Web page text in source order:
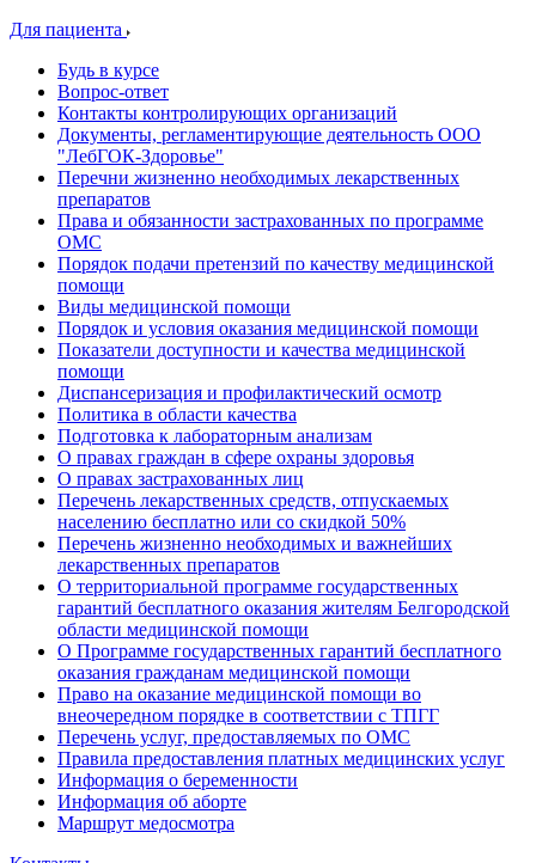
Для пациента
Будь в курсе
Вопрос-ответ
Контакты контролирующих организаций
Документы, регламентирующие деятельность ООО
"ЛебГОК-Здоровье"
Перечни жизненно необходимых лекарственных
препаратов
Права и обязанности застрахованных по программе
ОМС
Порядок подачи претензий по качеству медицинской
помощи
Виды медицинской помощи
Порядок и условия оказания медицинской помощи
Показатели доступности и качества медицинской
помощи
Диспансеризация и профилактический осмотр
Политика в области качества
Подготовка к лабораторным анализам
О правах граждан в сфере охраны здоровья
О правах застрахованных лиц
Перечень лекарственных средств, отпускаемых
населению бесплатно или со скидкой 50%
Перечень жизненно необходимых и важнейших
лекарственных препаратов
О территориальной программе государственных
гарантий бесплатного оказания жителям Белгородской
области медицинской помощи
О Программе государственных гарантий бесплатного
оказания гражданам медицинской помощи
Право на оказание медицинской помощи во
внеочередном порядке в соответствии с ТПГГ
Перечень услуг, предоставляемых по ОМС
Правила предоставления платных медицинских услуг
Информация о беременности
Информация об аборте
Маршрут медосмотра